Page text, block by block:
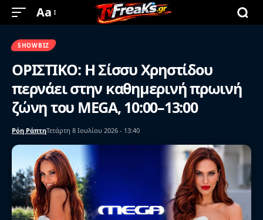
Aa
SHOWBIZ
ΟΡΙΣΤΙΚΟ: Η Σίσσυ Χρηστίδου
περνάει στην καθημερινή πρωινή
ζώνη του MEGA, 10:00–13:00
Ρόη ΡάπτηΤετάρτη 8 Ιουλίου 2026 - 13:40